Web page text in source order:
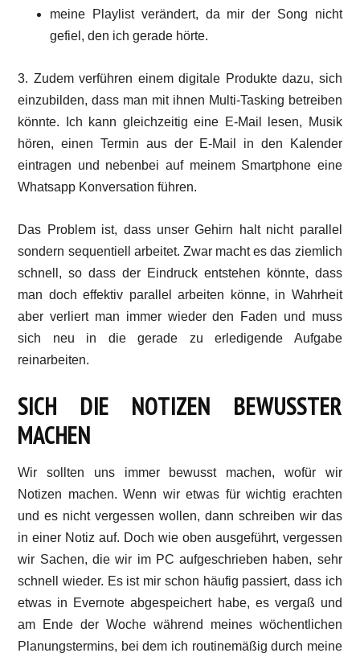
meine Playlist verändert, da mir der Song nicht
gefiel, den ich gerade hörte.
3. Zudem verführen einem digitale Produkte dazu, sich
einzubilden, dass man mit ihnen Multi-Tasking betreiben
könnte. Ich kann gleichzeitig eine E-Mail lesen, Musik
hören, einen Termin aus der E-Mail in den Kalender
eintragen und nebenbei auf meinem Smartphone eine
Whatsapp Konversation führen.
Das Problem ist, dass unser Gehirn halt nicht parallel
sondern sequentiell arbeitet. Zwar macht es das ziemlich
schnell, so dass der Eindruck entstehen könnte, dass
man doch effektiv parallel arbeiten könne, in Wahrheit
aber verliert man immer wieder den Faden und muss
sich neu in die gerade zu erledigende Aufgabe
reinarbeiten.
SICH DIE NOTIZEN BEWUSSTER
MACHEN
Wir sollten uns immer bewusst machen, wofür wir
Notizen machen. Wenn wir etwas für wichtig erachten
und es nicht vergessen wollen, dann schreiben wir das
in einer Notiz auf. Doch wie oben ausgeführt, vergessen
wir Sachen, die wir im PC aufgeschrieben haben, sehr
schnell wieder. Es ist mir schon häufig passiert, dass ich
etwas in Evernote abgespeichert habe, es vergaß und
am Ende der Woche während meines wöchentlichen
Planungstermins, bei dem ich routinemäßig durch meine